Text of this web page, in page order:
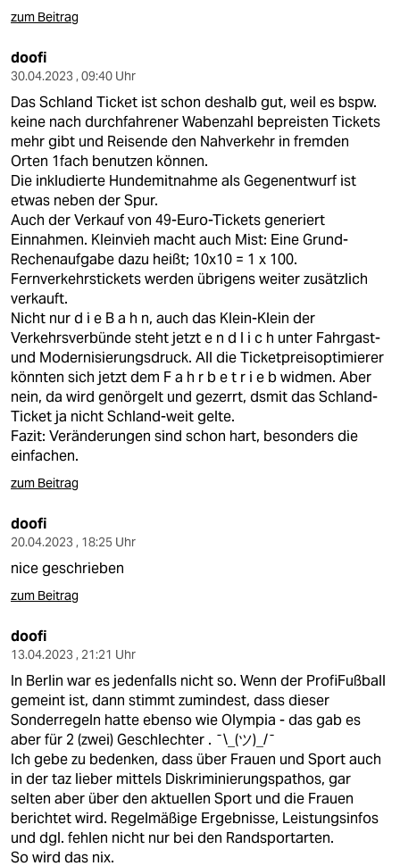
zum Beitrag
doofi
30.04.2023 , 09:40 Uhr
Das Schland Ticket ist schon deshalb gut, weil es bspw.
keine nach durchfahrener Wabenzahl bepreisten Tickets
mehr gibt und Reisende den Nahverkehr in fremden
Orten 1fach benutzen können.
Die inkludierte Hundemitnahme als Gegenentwurf ist
etwas neben der Spur.
Auch der Verkauf von 49-Euro-Tickets generiert
Einnahmen. Kleinvieh macht auch Mist: Eine Grund-
Rechenaufgabe dazu heißt; 10x10 = 1 x 100.
Fernverkehrstickets werden übrigens weiter zusätzlich
verkauft.
Nicht nur d i e B a h n, auch das Klein-Klein der
Verkehrsverbünde steht jetzt e n d l i c h unter Fahrgast-
und Modernisierungsdruck. All die Ticketpreisoptimierer
könnten sich jetzt dem F a h r b e t r i e b widmen. Aber
nein, da wird genörgelt und gezerrt, dsmit das Schland-
Ticket ja nicht Schland-weit gelte.
Fazit: Veränderungen sind schon hart, besonders die
einfachen.
zum Beitrag
doofi
20.04.2023 , 18:25 Uhr
nice geschrieben
zum Beitrag
doofi
13.04.2023 , 21:21 Uhr
In Berlin war es jedenfalls nicht so. Wenn der ProfiFußball
gemeint ist, dann stimmt zumindest, dass dieser
Sonderregeln hatte ebenso wie Olympia - das gab es
aber für 2 (zwei) Geschlechter . ¯\_(ツ)_/¯
Ich gebe zu bedenken, dass über Frauen und Sport auch
in der taz lieber mittels Diskriminierungspathos, gar
selten aber über den aktuellen Sport und die Frauen
berichtet wird. Regelmäßige Ergebnisse, Leistungsinfos
und dgl. fehlen nicht nur bei den Randsportarten.
So wird das nix.